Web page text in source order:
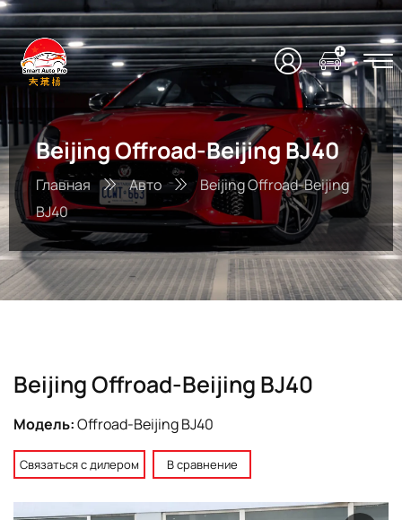
Beijing Offroad-Beijing BJ40
Главная Авто
Beijing Offroad-Beijing
BJ40
Beijing Offroad-Beijing BJ40
Модель:Offroad-Beijing BJ40
Связаться с дилером В сравнение